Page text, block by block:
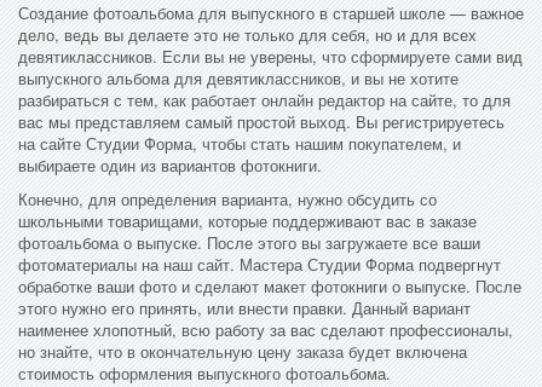
Создание фотоальбома для выпускного в старшей школе — важное
дело, ведь вы делаете это не только для себя, но и для всех
девятиклассников. Если вы не уверены, что сформируете сами вид
выпускного альбома для девятиклассников, и вы не хотите
разбираться с тем, как работает онлайн редактор на сайте, то для
вас мы представляем самый простой выход. Вы регистрируетесь
на сайте Студии Форма, чтобы стать нашим покупателем, и
выбираете один из вариантов фотокниги.
Конечно, для определения варианта, нужно обсудить со
школьными товарищами, которые поддерживают вас в заказе
фотоальбома о выпуске. После этого вы загружаете все ваши
фотоматериалы на наш сайт. Мастера Студии Форма подвергнут
обработке ваши фото и сделают макет фотокниги о выпуске. После
этого нужно его принять, или внести правки. Данный вариант
наименее хлопотный, всю работу за вас сделают профессионалы,
но знайте, что в окончательную цену заказа будет включена
стоимость оформления выпускного фотоальбома.